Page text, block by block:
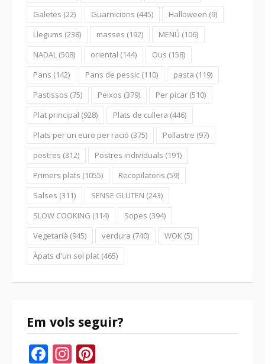
Galetes (22) Guarnicions (445) Halloween (9)
Llegums (238) masses (192) MENÚ (106)
NADAL (508) oriental (144) Ous (158)
Pans (142) Pans de pessic (110) pasta (119)
Pastissos (75) Peixos (379) Per picar (510)
Plat principal (928) Plats de cullera (446)
Plats per un euro per ració (375) Pollastre (97)
postres (312) Postres individuals (191)
Primers plats (1055) Recopilatoris (59)
Salses (311) SENSE GLUTEN (243)
SLOW COOKING (114) Sopes (394)
Vegetarià (945) verdura (740) WOK (5)
Àpats d'un sol plat (465)
Em vols seguir?
Facebook
Instagram